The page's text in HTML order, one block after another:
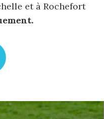
et à Rochefort